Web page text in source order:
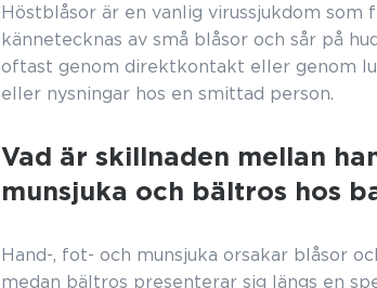
Höstblåsor är en vanlig virussjukdom som
kännetecknas av små blåsor och sår på
oftast genom direktkontakt eller genom
eller nysningar hos en smittad person.
Vad är skillnaden mellan
munsjuka och bältros hos
Hand-, fot- och munsjuka orsakar blåsor
medan bältros presenterar sig längs en